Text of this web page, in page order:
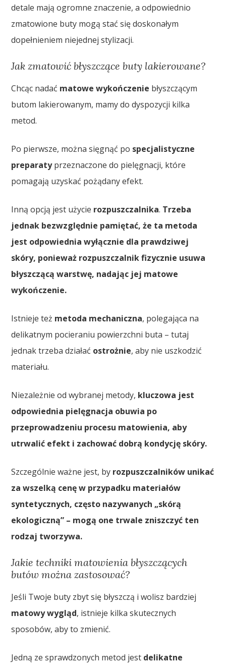
detale mają ogromne znaczenie, a odpowiednio
zmatowione buty mogą stać się doskonałym
dopełnieniem niejednej stylizacji.
Jak zmatowić błyszczące buty lakierowane?
Chcąc nadać matowe wykończenie błyszczącym
butom lakierowanym, mamy do dyspozycji kilka
metod.
Po pierwsze, można sięgnąć po specjalistyczne
preparatyprzeznaczone do pielęgnacji, które
pomagają uzyskać pożądany efekt.
Inną opcją jest użycie rozpuszczalnika. Trzeba
jednak bezwzględnie pamiętać, że ta metoda
jest odpowiednia wyłącznie dla prawdziwej
skóry, ponieważ rozpuszczalnik fizycznie usuwa
błyszczącą warstwę, nadając jej matowe
wykończenie.
Istnieje też metoda mechaniczna, polegająca na
delikatnym pocieraniu powierzchni buta – tutaj
jednak trzeba działać ostrożnie, aby nie uszkodzić
materiału.
Niezależnie od wybranej metody, kluczowa jest
odpowiednia pielęgnacja obuwia po
przeprowadzeniu procesu matowienia, aby
utrwalić efekt i zachować dobrą kondycję skóry.
Szczególnie ważne jest, by rozpuszczalników unikać
za wszelką cenę w przypadku materiałów
syntetycznych, często nazywanych „skórą
ekologiczną” – mogą one trwale zniszczyć ten
rodzaj tworzywa.
Jakie techniki matowienia błyszczących
butów można zastosować?
Jeśli Twoje buty zbyt się błyszczą i wolisz bardziej
matowy wygląd, istnieje kilka skutecznych
sposobów, aby to zmienić.
Jedną ze sprawdzonych metod jest delikatne